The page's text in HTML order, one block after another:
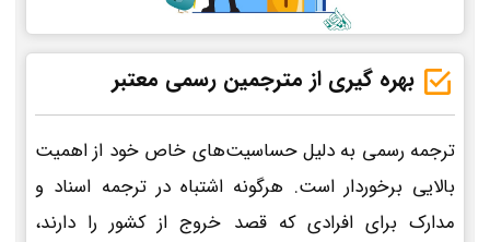
بهره گیری از مترجمین رسمی معتبر
ترجمه رسمی به دلیل حساسیت‌های خاص خود از اهمیت
بالایی برخوردار است. هرگونه اشتباه در ترجمه اسناد و
مدارک برای افرادی که قصد خروج از کشور را دارند،